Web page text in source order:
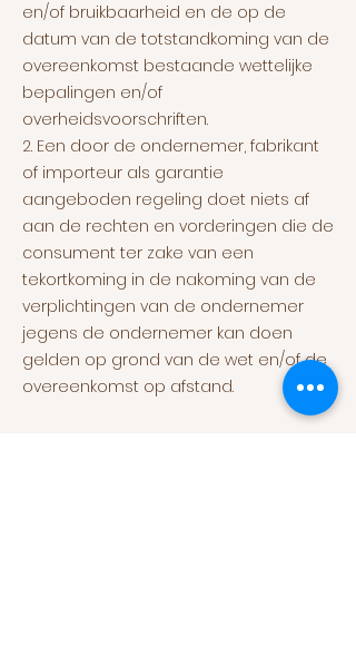
en/of bruikbaarheid en de op de
datum van de totstandkoming van de
overeenkomst bestaande wettelijke
bepalingen en/of
overheidsvoorschriften.
2. Een door de ondernemer, fabrikant
of importeur als garantie
aangeboden regeling doet niets af
aan de rechten en vorderingen die de
consument ter zake van een
tekortkoming in de nakoming van de
verplichtingen van de ondernemer
jegens de ondernemer kan doen
gelden op grond van de wet en/of de
overeenkomst op afstand.